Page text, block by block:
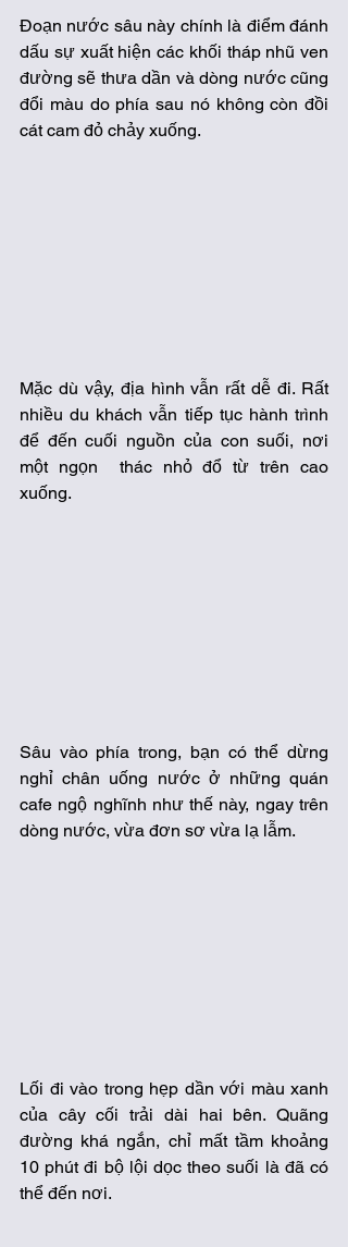
Đoạn nước sâu này chính là điểm đánh
dấu sự xuất hiện các khối tháp nhũ ven
đường sẽ thưa dần và dòng nước cũng
đổi màu do phía sau nó không còn đồi
cát cam đỏ chảy xuống.
Mặc dù vậy, địa hình vẫn rất dễ đi. Rất
nhiều du khách vẫn tiếp tục hành trình
để đến cuối nguồn của con suối, nơi
một ngọn  thác nhỏ đổ từ trên cao
xuống.
Sâu vào phía trong, bạn có thể dừng
nghỉ chân uống nước ở những quán
cafe ngộ nghĩnh như thế này, ngay trên
dòng nước, vừa đơn sơ vừa lạ lẫm.
Lối đi vào trong hẹp dần với màu xanh
của cây cối trải dài hai bên. Quãng
đường khá ngắn, chỉ mất tầm khoảng
10 phút đi bộ lội dọc theo suối là đã có
thể đến nơi.